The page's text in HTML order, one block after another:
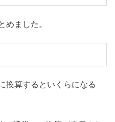
めました。
換算するといくらになる